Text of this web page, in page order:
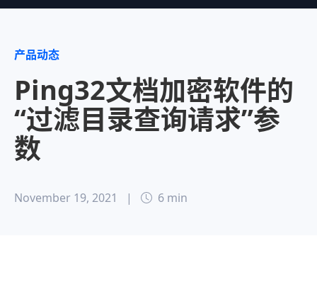
产品动态
Ping32文档加密软件的
“过滤目录查询请求”参
数
November 19, 2021 | 6 min